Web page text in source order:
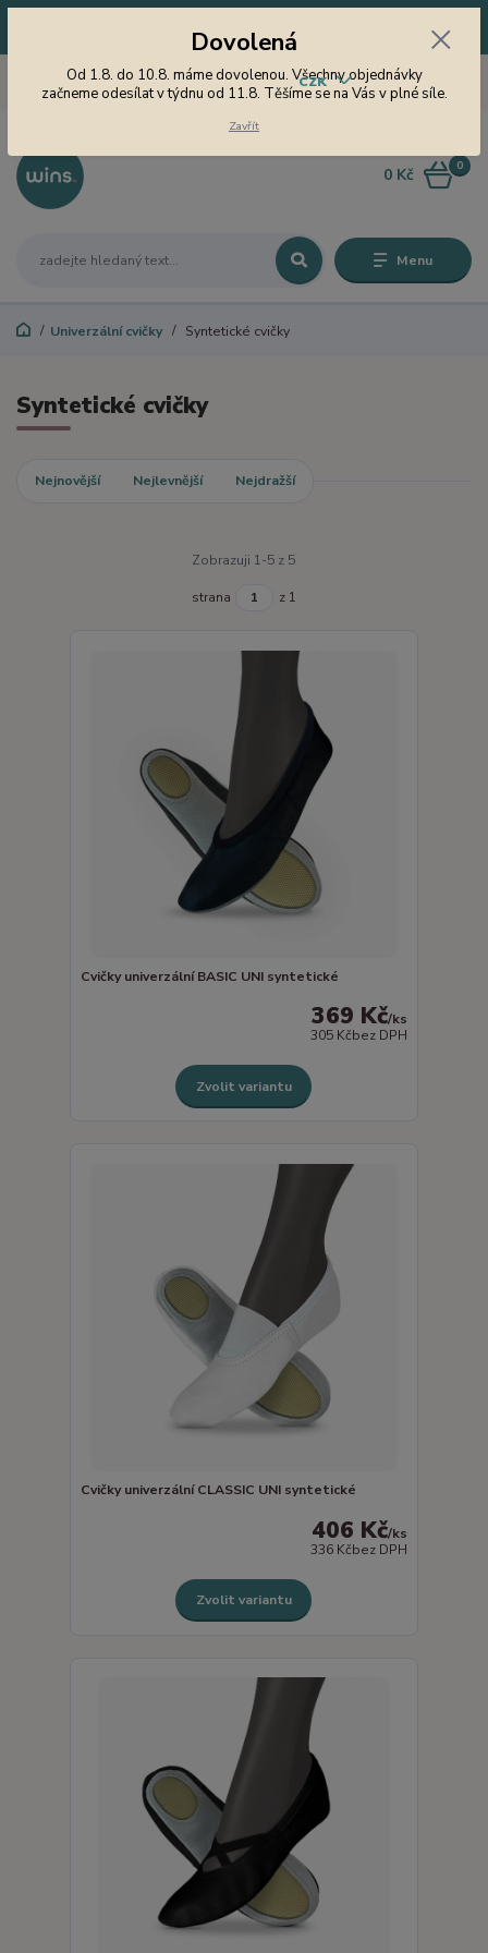
začneme odesílat v týdnu od 11.8. Těšíme se na Vás v plné síle.
Menu
CZK
605 747 185
Jsme tu pro Vás od 9 do 15
hodin
0
0 Kč
Univerzální cvičky Syntetické cvičky
Syntetické cvičky
Nejnovější Nejlevnější Nejdražší
Zobrazuji 1-5 z 5
strana z 1
Cvičky univerzální BASIC UNI syntetické
369 Kč/ks
305 Kčbez DPH
Zvolit variantu
Cvičky univerzální CLASSIC UNI syntetické
406 Kč/ks
336 Kčbez DPH
Zvolit variantu
Dovolená
Od 1.8. do 10.8. máme dovolenou. Všechny objednávky
začneme odesílat v týdnu od 11.8. Těšíme se na Vás v plné síle.
Zavřít